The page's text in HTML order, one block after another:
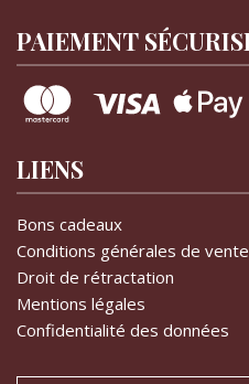
PAIEMENT
LIENS
Bons cadeaux
Conditions générales de vente
Droit de rétractation
Mentions légales
Confidentialité des données